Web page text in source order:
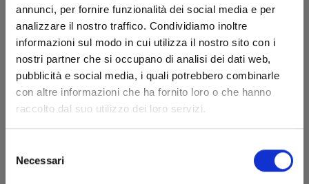
annunci, per fornire funzionalità dei social media e per
analizzare il nostro traffico. Condividiamo inoltre
informazioni sul modo in cui utilizza il nostro sito con i
nostri partner che si occupano di analisi dei dati web,
pubblicità e social media, i quali potrebbero combinarle
con altre informazioni che ha fornito loro o che hanno
raccolto dal suo utilizzo dei loro servizi.
delNecessari